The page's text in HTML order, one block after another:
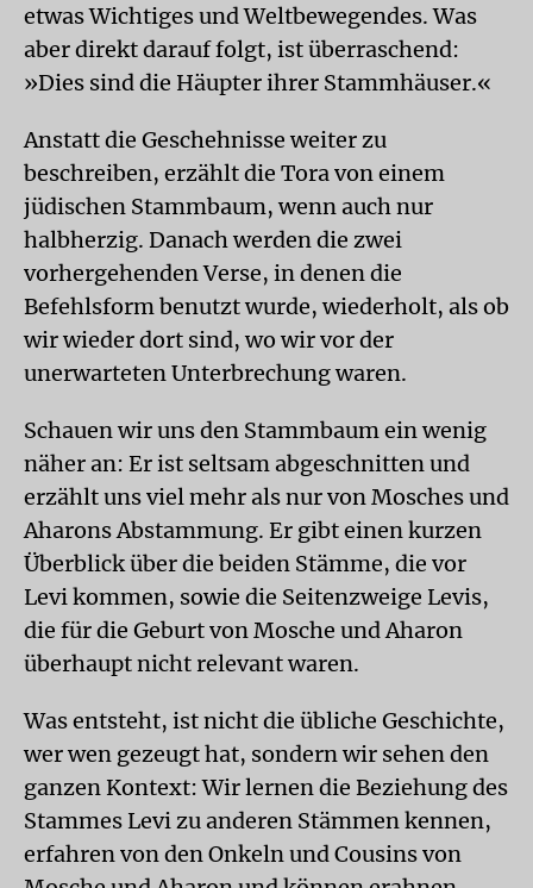
etwas Wichtiges und Weltbewegendes. Was
aber direkt darauf folgt, ist überraschend:
»Dies sind die Häupter ihrer Stammhäuser.«
Anstatt die Geschehnisse weiter zu
beschreiben, erzählt die Tora von einem
jüdischen Stammbaum, wenn auch nur
halbherzig. Danach werden die zwei
vorhergehenden Verse, in denen die
Befehlsform benutzt wurde, wiederholt, als ob
wir wieder dort sind, wo wir vor der
unerwarteten Unterbrechung waren.
Schauen wir uns den Stammbaum ein wenig
näher an: Er ist seltsam abgeschnitten und
erzählt uns viel mehr als nur von Mosches und
Aharons Abstammung. Er gibt einen kurzen
Überblick über die beiden Stämme, die vor
Levi kommen, sowie die Seitenzweige Levis,
die für die Geburt von Mosche und Aharon
überhaupt nicht relevant waren.
Was entsteht, ist nicht die übliche Geschichte,
wer wen gezeugt hat, sondern wir sehen den
ganzen Kontext: Wir lernen die Beziehung des
Stammes Levi zu anderen Stämmen kennen,
erfahren von den Onkeln und Cousins von